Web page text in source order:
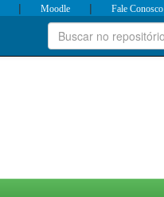
| Moodle | Fale Conosco